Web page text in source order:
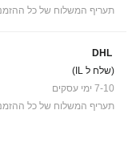
תעריף המשלוח של כל
DHL
(שלח ל IL)
7-10 ימי עסקים
תעריף המשלוח של כל ההזמנות